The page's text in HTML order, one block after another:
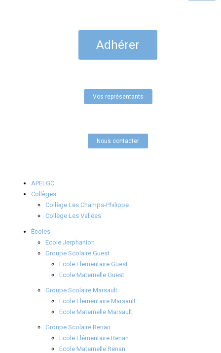
Adhérer
Vos représentants
Nous contacter
APELGC
Collèges
Collège Les Champs-Philippe
Collège Les Vallées
Écoles
Ecole Jerphanion
Groupe Scolaire Guest
Ecole Elementaire Guest
Ecole Maternelle Guest
Groupe Scolaire Marsault
Ecole Elementaire Marsault
Ecole Maternelle Marsault
Groupe Scolaire Renan
Ecole Elémentaire Renan
Ecole Maternelle Renan